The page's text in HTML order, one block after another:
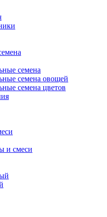
семена
семена овощей
семена цветов
и смеси